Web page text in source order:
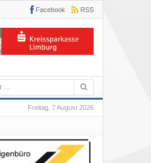
Facebook RSS
Freitag, 7 August 2026